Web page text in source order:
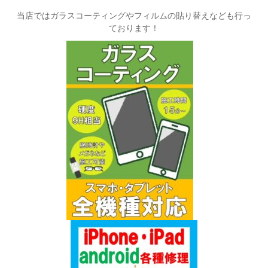
当店ではガラスコーティングやフィルムの貼り替えなども行っ
ております！